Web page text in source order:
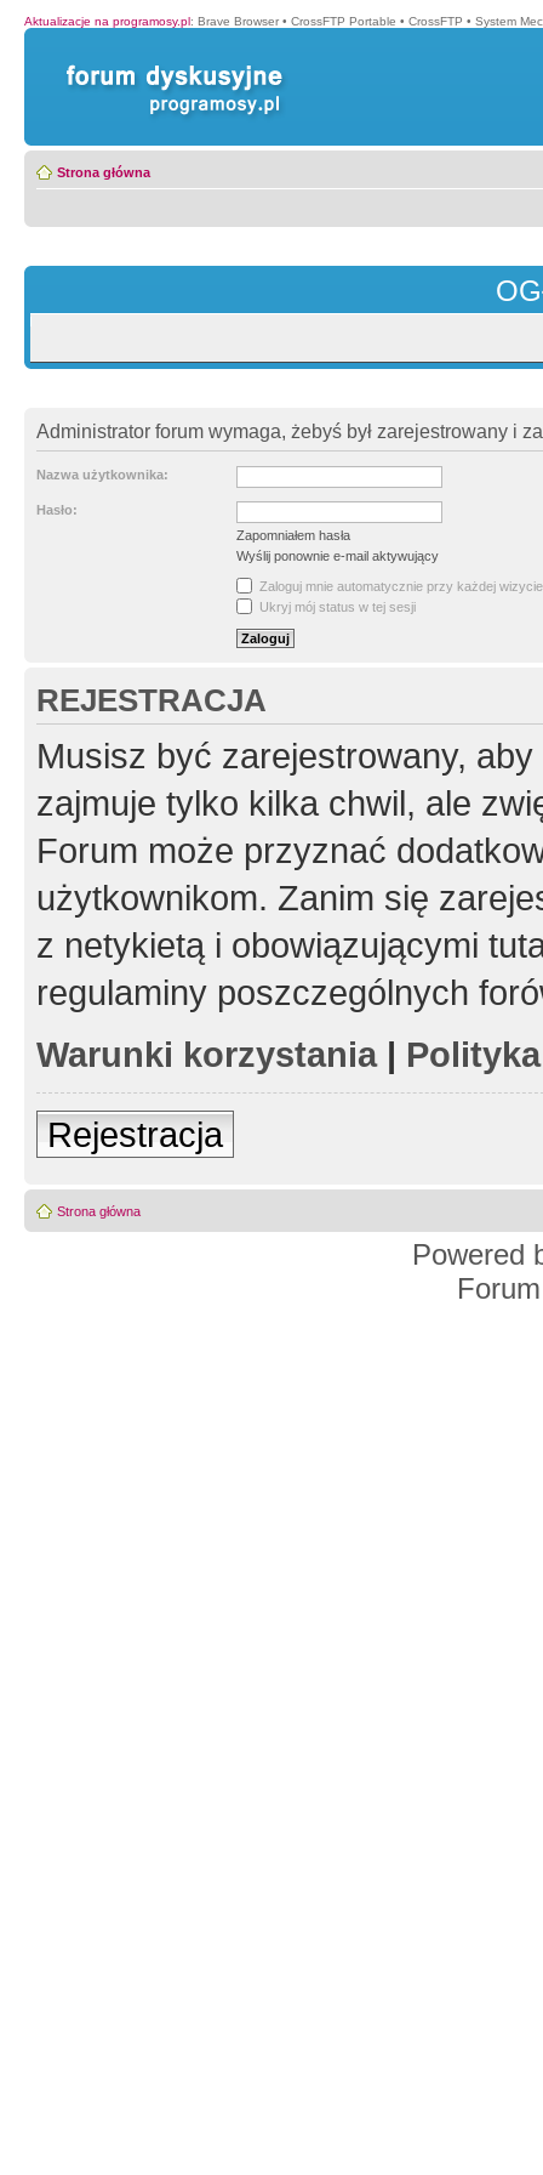
Aktualizacje na programosy.pl: Brave Browser • CrossFTP Portable • CrossFTP • System
Strona główna
Administrator forum wymaga, żebyś był zarejestrowany i
Nazwa użytkownika:
Hasło:
Zapomniałem hasła
Wyślij ponownie e-mail aktywujący
Zaloguj mnie automatycznie przy każdej wizycie
Ukryj mój status w tej sesji
REJESTRACJA
Musisz być zarejestrowany,
zajmuje tylko kilka chwil, ale
Forum może przyznać
użytkownikom. Zanim się
z netykietą i obowiązującymi
regulaminy poszczególnych
Warunki korzystania|
Rejestracja
Strona główna
Powered